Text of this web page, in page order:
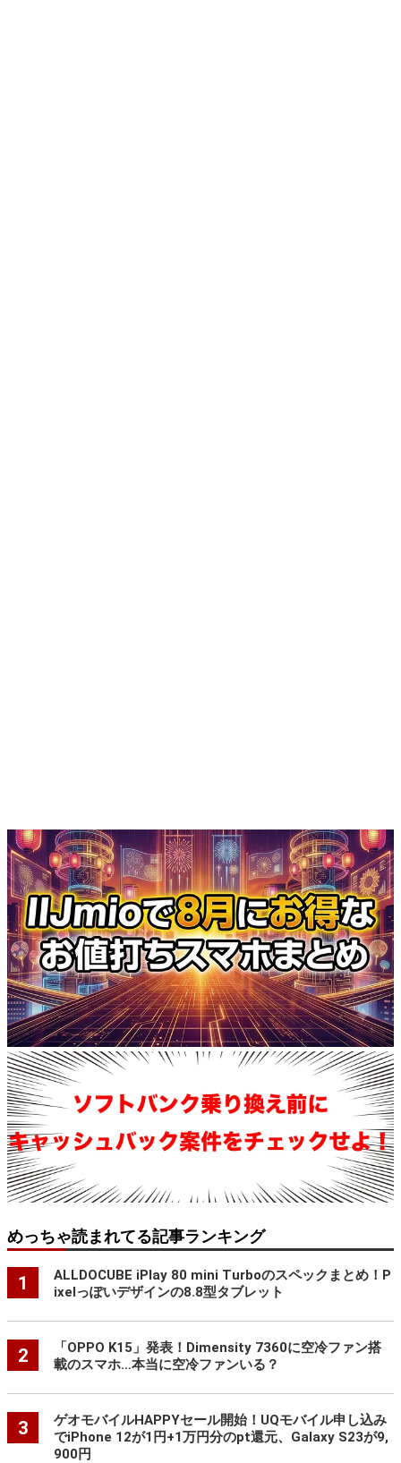
めっちゃ読まれてる記事ランキング
1
ALLDOCUBE iPlay 80 mini Turboのスペックまとめ！P
ixelっぽいデザインの8.8型タブレット
2
「OPPO K15」発表！Dimensity 7360に空冷ファン搭
載のスマホ…本当に空冷ファンいる？
3
ゲオモバイルHAPPYセール開始！UQモバイル申し込み
でiPhone 12が1円+1万円分のpt還元、Galaxy S23が9,
900円